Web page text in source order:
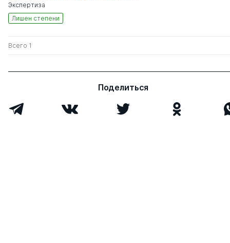
Экспертиза
Лишен степени
Всего 1
Поделиться